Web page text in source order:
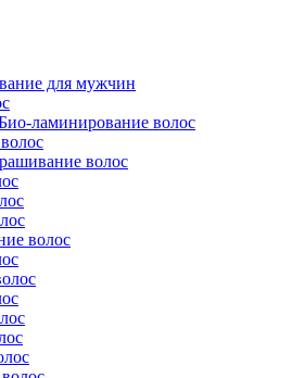
для мужчин
ламинирование волос
волос
волос